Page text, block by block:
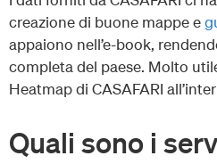
creazione di buone mappe e
appaiono nell’e-book,
completa del paese. Molto
Heatmap di CASAFARI
Quali sono i